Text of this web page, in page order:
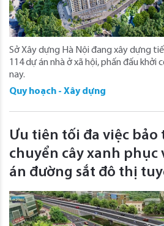
Sở Xây dựng Hà Nội đang xây dựng
114 dự án nhà ở xã hội, phấn đấu
nay.
Quy hoạch - Xây dựng
Ưu tiên tối đa việc bảo
chuyển cây xanh phục
án đường sắt đô thị